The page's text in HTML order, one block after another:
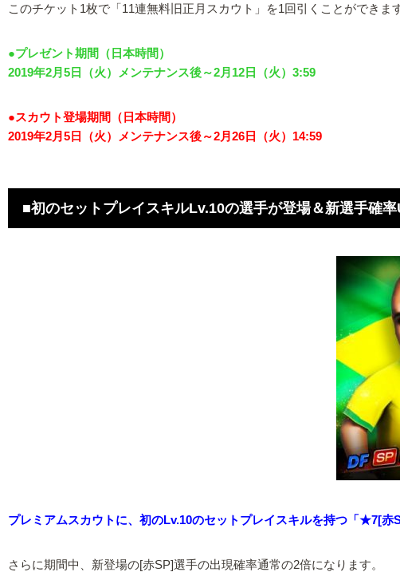
このチケット1枚で「11連無料旧正月スカウト」を1回引くことができます
●プレゼント期間（日本時間）
2019年2月5日（火）メンテナンス後～2月12日（火）3:59
●スカウト登場期間（日本時間）
2019年2月5日（火）メンテナンス後～2月26日（火）14:59
■初のセットプレイスキルLv.10の選手が登場＆新選手確率
プレミアムスカウトに、初のLv.10のセットプレイスキルを持つ「★7[
さらに期間中、新登場の[赤SP]選手の出現確率通常の2倍になります。